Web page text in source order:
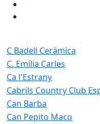
C Badell Ceràmica
C. Emília Carles
Ca l'Estrany
Cabrils Country Club
Can Barba
Can Pepito Maco